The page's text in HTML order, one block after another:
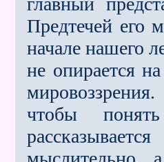
Предтечей его
начале нашего
не опирается
чтобы